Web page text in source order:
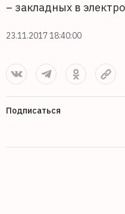
– закладных в
23.11.2017 18:40:00
Подписаться